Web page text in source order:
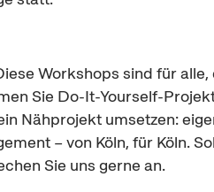
Workshops sind für
Sie Do-It-Yourself-
Nähprojekt umsetzen:
– von Köln, für Köln.
Sie uns gerne an.